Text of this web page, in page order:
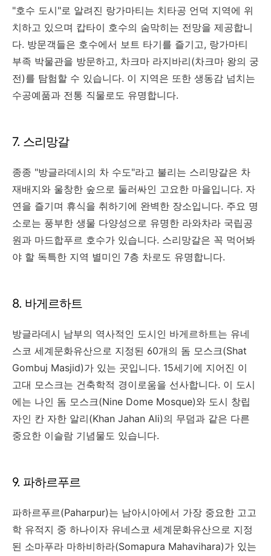
"호수 도시"로 알려진 랑가마티는 치타공 언덕 지역에 위
치하고 있으며 캅타이 호수의 숨막히는 전망을 제공합니
다. 방문객들은 호수에서 보트 타기를 즐기고, 랑가마티
부족 박물관을 방문하고, 차크마 라지바리(차크마 왕의 궁
전)를 탐험할 수 있습니다. 이 지역은 또한 생동감 넘치는
수공예품과 전통 직물로도 유명합니다.
7. 스리망갈
종종 "방글라데시의 차 수도"라고 불리는 스리망갈은 차
재배지와 울창한 숲으로 둘러싸인 고요한 마을입니다. 자
연을 즐기며 휴식을 취하기에 완벽한 장소입니다. 주요 명
소로는 풍부한 생물 다양성으로 유명한 라와차라 국립공
원과 마드합푸르 호수가 있습니다. 스리망갈은 꼭 먹어봐
야 할 독특한 지역 별미인 7층 차로도 유명합니다.
8. 바게르하트
방글라데시 남부의 역사적인 도시인 바게르하트는 유네
스코 세계문화유산으로 지정된 60개의 돔 모스크(Shat
Gombuj Masjid)가 있는 곳입니다. 15세기에 지어진 이
고대 모스크는 건축학적 경이로움을 선사합니다. 이 도시
에는 나인 돔 모스크(Nine Dome Mosque)와 도시 창립
자인 칸 자한 알리(Khan Jahan Ali)의 무덤과 같은 다른
중요한 이슬람 기념물도 있습니다.
9. 파하르푸르
파하르푸르(Paharpur)는 남아시아에서 가장 중요한 고고
학 유적지 중 하나이자 유네스코 세계문화유산으로 지정
된 소마푸라 마하비하라(Somapura Mahavihara)가 있는